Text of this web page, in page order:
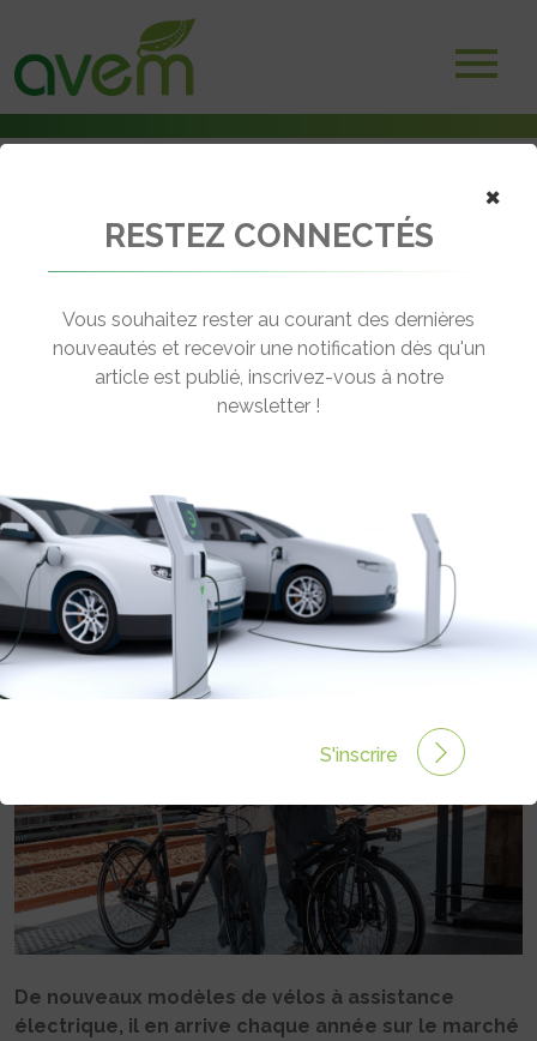
Bastille E, un étonnant vélo électrique pliant de taille classique
← Revenir aux actualités
ÉLECTRIQUE PLIANT DE TAILLE
CLASSIQUE
Rédigé par Philippe Schwoerer le 18 Nov 2025 à 12:32
0 commentaires
De nouveaux modèles de vélos à assistance
électrique, il en arrive chaque année sur le marché
×
RESTEZ CONNECTÉS
Vous souhaitez rester au courant des dernières
nouveautés et recevoir une notification dès qu'un
article est publié, inscrivez-vous à notre
newsletter !
S'inscrire